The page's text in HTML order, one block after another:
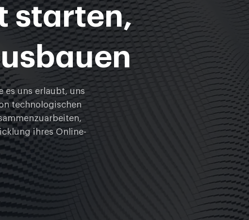
starten,
es uns erlaubt, uns
technologischen
ihres Online-